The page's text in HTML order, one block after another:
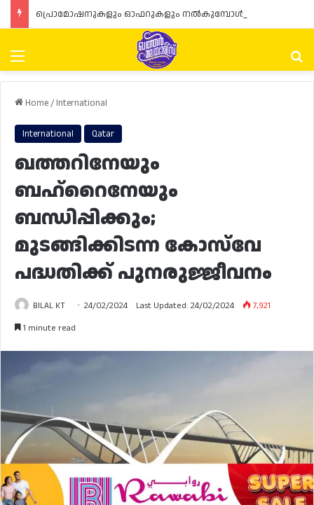
Menu
Home/ International
International Qatar
ഖത്തറിനേയും
ബഹ്‌റൈനേയും
ബന്ധിപ്പിക്കും;
മുടങ്ങിക്കിടന്ന കോസ്‌വേ
പദ്ധതിക്ക് പുനരുജ്ജീവനം
BILAL KT 24/02/2024 Last Updated: 24/02/2024
7,921
1 minute read